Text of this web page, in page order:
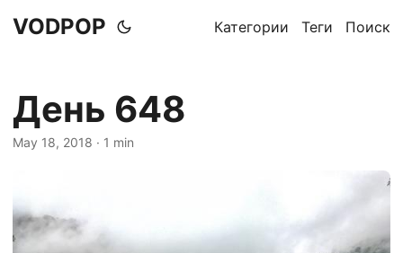
VODPOP Категории Теги Поиск
День 648
May 18, 2018 · 1 min